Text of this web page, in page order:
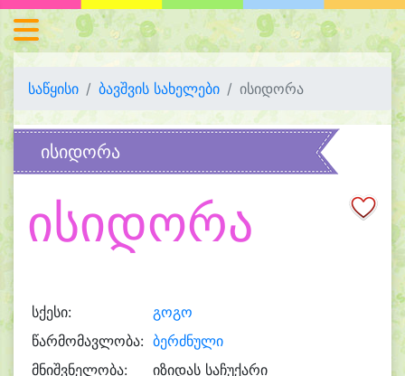
საწყისი ბავშვის სახელები ისიდორა
ისიდორა
ისიდორა
სქესი:
გოგო
წარმომავლობა: ბერძნული
მნიშვნელობა:
იზიდას საჩუქარი